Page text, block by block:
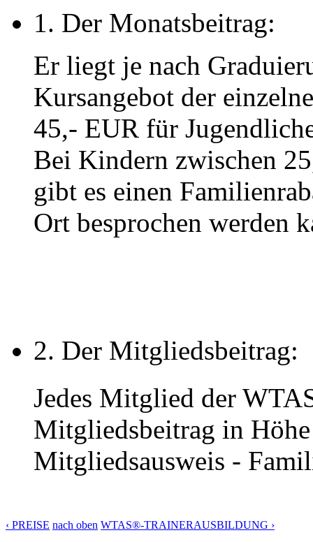
1. Der Monatsbeitrag:
Er liegt je nach
Kursangebot der
45,- EUR für
Bei Kindern zwischen
gibt es einen
Ort besprochen werden
2. Der Mitgliedsbeitrag:
Jedes Mitglied der
Mitgliedsbeitrag in
Mitgliedsausweis -
‹ PREISE nach oben WTAS®-TRAINERAUSBILDUNG ›